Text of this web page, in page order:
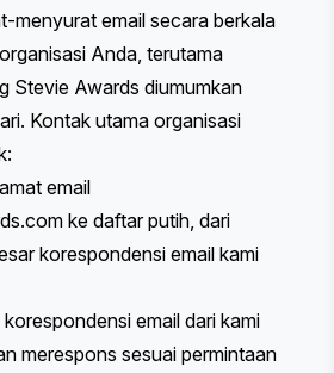
menyurat email secara berkala
Anda, terutama
Stevie Awards diumumkan
Kontak utama organisasi
email
ke daftar putih, dari
korespondensi email kami
email dari kami
merespons sesuai permintaan